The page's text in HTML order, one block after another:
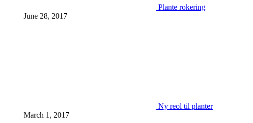
Plante rokering
June 28, 2017
Ny reol til planter
March 1, 2017